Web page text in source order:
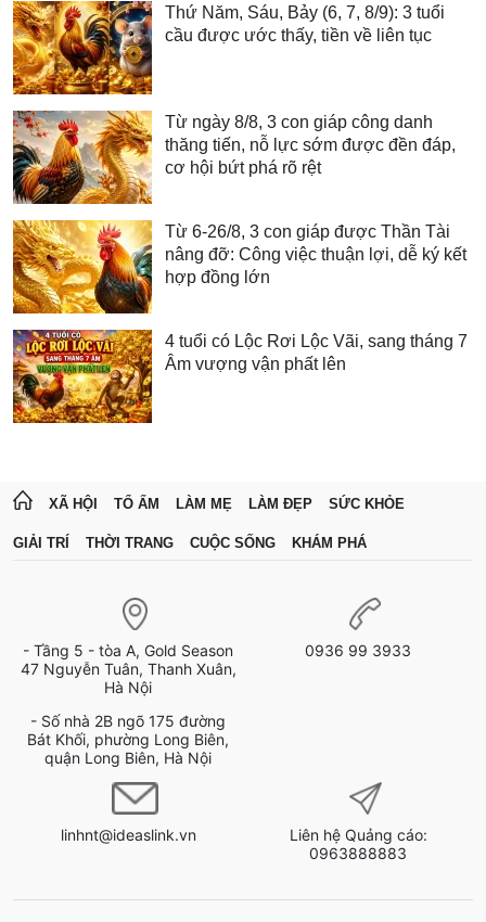
Thứ Năm, Sáu, Bảy (6, 7, 8/9): 3 tuổi
cầu được ước thấy, tiền về liên tục
Từ ngày 8/8, 3 con giáp công danh
thăng tiến, nỗ lực sớm được đền đáp,
cơ hội bứt phá rõ rệt
Từ 6-26/8, 3 con giáp được Thần Tài
nâng đỡ: Công việc thuận lợi, dễ ký kết
hợp đồng lớn
4 tuổi có Lộc Rơi Lộc Vãi, sang tháng 7
Âm vượng vận phất lên
XÃ HỘI TỔ ẤM LÀM MẸ LÀM ĐẸP SỨC KHỎE
GIẢI TRÍ THỜI TRANG CUỘC SỐNG KHÁM PHÁ
- Tầng 5 - tòa A, Gold Season
47 Nguyễn Tuân, Thanh Xuân,
Hà Nội
- Số nhà 2B ngõ 175 đường
Bát Khối, phường Long Biên,
quận Long Biên, Hà Nội
0936 99 3933
linhnt@ideaslink.vn
Liên hệ Quảng cáo:
0963888883